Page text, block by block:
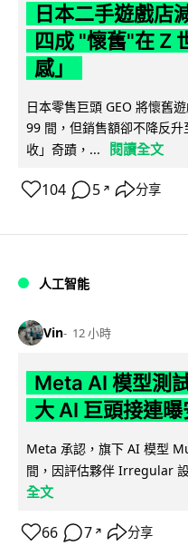
日本二手遊戲店
四成 "懷舊"在 Z
感」
日本零售巨頭 GEO 將懷舊
99 間，但銷售額卻不降反
收」奇蹟，...
閱讀全文
104 5 ↗ 分享
人工智能
Vin 12 小時
Meta AI 模型測
大 AI 巨頭接連曝
Meta 承認，旗下 AI 模型
間，因評估夥伴 Irregular
全文
66 7 ↗ 分享